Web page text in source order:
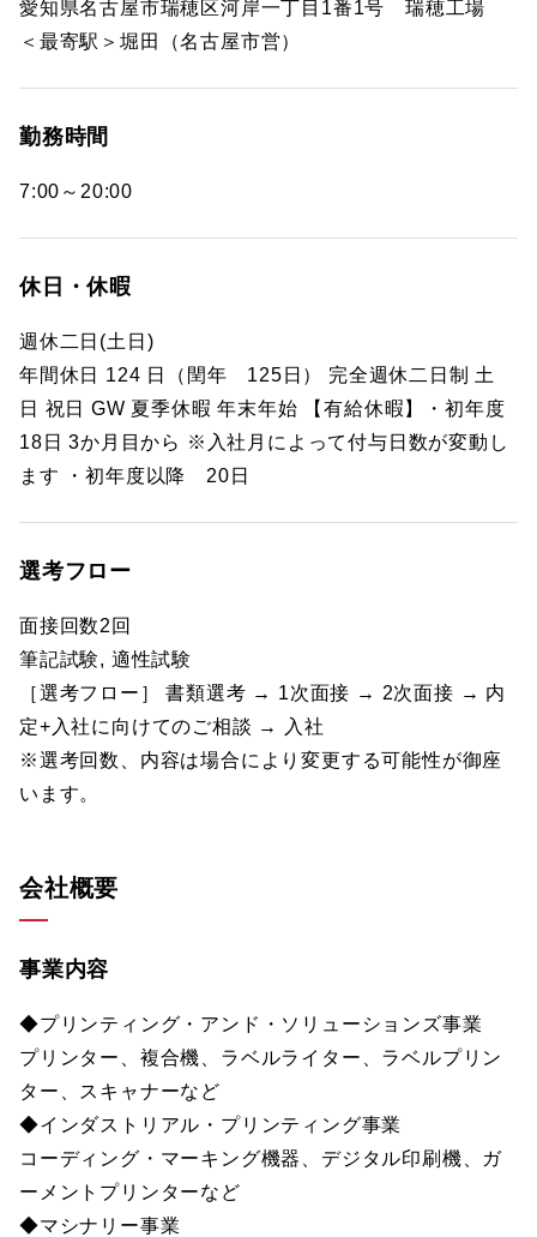
愛知県名古屋市瑞穂区河岸一丁目1番1号 瑞穂工場
＜最寄駅＞堀田（名古屋市営）
勤務時間
7:00～20:00
休日・休暇
週休二日(土日)
年間休日 124 日（閏年 125日） 完全週休二日制 土
日 祝日 GW 夏季休暇 年末年始 【有給休暇】・初年度
18日 3か月目から ※入社月によって付与日数が変動し
ます ・初年度以降 20日
選考フロー
面接回数2回
筆記試験, 適性試験
［選考フロー］ 書類選考 → 1次面接 → 2次面接 → 内
定+入社に向けてのご相談 → 入社
※選考回数、内容は場合により変更する可能性が御座
います。
会社概要
事業内容
◆プリンティング・アンド・ソリューションズ事業
プリンター、複合機、ラベルライター、ラベルプリン
ター、スキャナーなど
◆インダストリアル・プリンティング事業
コーディング・マーキング機器、デジタル印刷機、ガ
ーメントプリンターなど
◆マシナリー事業